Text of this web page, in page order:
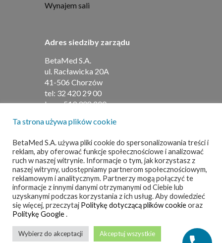
Wynajem sali
Adres siedziby zarządu
BetaMed S.A.
ul. Racławicka 20A
41-506 Chorzów
tel: 32 420 29 00
kom:519 308 200
BetaMed S.A
ul. Barbary 21
40-053 Katowice
tel:32 420 29 00
kom:519 308 200
© 2025 BetaMed. All Rights Reserved
Ta strona używa plików cookie
BetaMed S.A. używa pliki cookie do spersonalizowania treści i
reklam, aby oferować funkcje społecznościowe i analizować
ruch w naszej witrynie. Informacje o tym, jak korzystasz z
naszej witryny, udostępniamy partnerom społecznościowym,
reklamowym i analitycznym. Partnerzy mogą połączyć te
informacje z innymi danymi otrzymanymi od Ciebie lub
uzyskanymi podczas korzystania z ich usług. Aby dowiedzieć
się więcej, przeczytaj Politykę dotyczącą plików cookieoraz
Politykę Google.
Wybierz do akceptacji Akceptuj wszystkie